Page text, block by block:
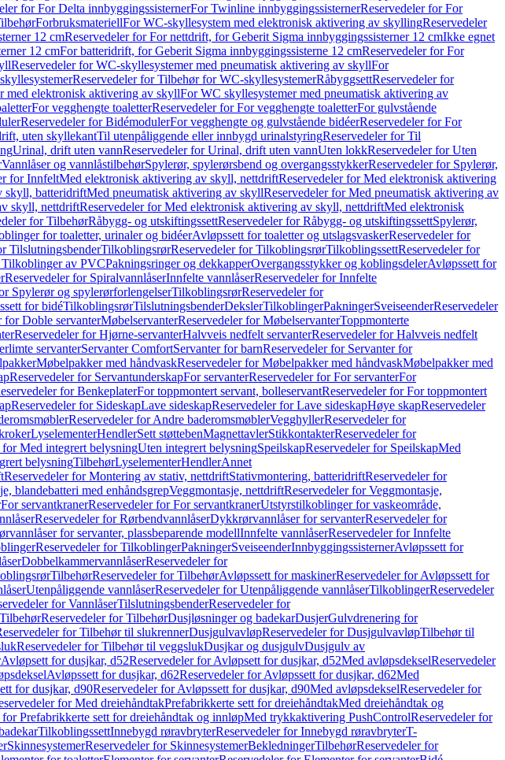
for For Delta innbyggingssisternerFor Twinline innbyggingssisternerReservedeler for For
ForbruksmateriellFor WC-skyllesystem med elektronisk aktivering av skyllingReservedeler
12 cmReservedeler for For nettdrift, for Geberit Sigma innbyggingssisterner 12 cmIkke egnet
12 cmFor batteridrift, for Geberit Sigma innbyggingssisterne 12 cmReservedeler for For
Reservedeler for WC-skyllesystemer med pneumatisk aktivering av skyllFor
Reservedeler for Tilbehør for WC-skyllesystemerRåbyggsettReservedeler for
med elektronisk aktivering av skyllFor WC skyllesystemer med pneumatisk aktivering av
For vegghengte toaletterReservedeler for For vegghengte toaletterFor gulvstående
Reservedeler for BidémodulerFor vegghengte og gulvstående bidéerReservedeler for For
uten skyllekantTil utenpåliggende eller innbygd urinalstyringReservedeler for Til
Urinal, drift uten vannReservedeler for Urinal, drift uten vannUten lokkReservedeler for Uten
Vannlåser og vannlåstilbehørSpylerør, spylerørsbend og overgangsstykkerReservedeler for Spylerør,
for InnfeltMed elektronisk aktivering av skyll, nettdriftReservedeler for Med elektronisk aktivering
skyll, batteridriftMed pneumatisk aktivering av skyllReservedeler for Med pneumatisk aktivering av
skyll, nettdriftReservedeler for Med elektronisk aktivering av skyll, nettdriftMed elektronisk
for TilbehørRåbygg- og utskiftingssettReservedeler for Råbygg- og utskiftingssettSpylerør,
for toaletter, urinaler og bidéerAvløpssett for toaletter og utslagsvaskerReservedeler for
TilslutningsbenderTilkoblingsrørReservedeler for TilkoblingsrørTilkoblingssettReservedeler for
Tilkoblinger av PVCPakningsringer og dekkapperOvergangsstykker og koblingsdelerAvløpssett for
Reservedeler for SpiralvannlåserInnfelte vannlåserReservedeler for Innfelte
Spylerør og spylerørforlengelserTilkoblingsrørReservedeler for
for bidéTilkoblingsrørTilslutningsbenderDekslerTilkoblingerPakningerSveiseenderReservedeler
for Doble servanterMøbelservanterReservedeler for MøbelservanterToppmonterte
Reservedeler for Hjørne-servanterHalvveis nedfelt servanterReservedeler for Halvveis nedfelt
servanterServanter ComfortServanter for barnReservedeler for Servanter for
Møbelpakker med håndvaskReservedeler for Møbelpakker med håndvaskMøbelpakker med
Reservedeler for ServantunderskapFor servanterReservedeler for For servanterFor
for BenkeplaterFor toppmontert servant, bolleservantReservedeler for For toppmontert
Reservedeler for SideskapLave sideskapReservedeler for Lave sideskapHøye skapReservedeler
Reservedeler for Andre baderomsmøblerVegghyllerReservedeler for
LyselementerHendlerSett støttebenMagnettavlerStikkontakterReservedeler for
for Med integrert belysningUten integrert belysningSpeilskapReservedeler for SpeilskapMed
belysningTilbehørLyselementerHendlerAnnet
Reservedeler for Montering av stativ, nettdriftStativmontering, batteridriftReservedeler for
blandebatteri med enhåndsgrepVeggmontasje, nettdriftReservedeler for Veggmontasje,
For servantkranerReservedeler for For servantkranerUtstyrstilkoblinger for vaskeområde,
Reservedeler for RørbendvannlåserDykkrørvannlåser for servanterReservedeler for
for servanter, plassbeparende modellInnfelte vannlåserReservedeler for Innfelte
Reservedeler for TilkoblingerPakningerSveiseenderInnbyggingssisternerAvløpssett for
DobbelkammervannlåserReservedeler for
TilbehørReservedeler for TilbehørAvløpssett for maskinerReservedeler for Avløpssett for
Utenpåliggende vannlåserReservedeler for Utenpåliggende vannlåserTilkoblingerReservedeler
for VannlåserTilslutningsbenderReservedeler for
TilbehørReservedeler for TilbehørDusjløsninger og badekarDusjerGulvdrenering for
for Tilbehør til slukrennerDusjgulvavløpReservedeler for DusjgulvavløpTilbehør til
Reservedeler for Tilbehør til veggslukDusjkar og dusjgulvDusjgulv av
Avløpsett for dusjkar, d52Reservedeler for Avløpsett for dusjkar, d52Med avløpsdekselReservedeler
Avløpssett for dusjkar, d62Reservedeler for Avløpssett for dusjkar, d62Med
for dusjkar, d90Reservedeler for Avløpssett for dusjkar, d90Med avløpsdekselReservedeler for
for Med dreiehåndtakPrefabrikkerte sett for dreiehåndtakMed dreiehåndtak og
for Prefabrikkerte sett for dreiehåndtak og innløpMed trykkaktivering PushControlReservedeler for
TilkoblingssettInnebygd røravbryterReservedeler for Innebygd røravbryterT-
SkinnesystemerReservedeler for SkinnesystemerBekledningerTilbehørReservedeler for